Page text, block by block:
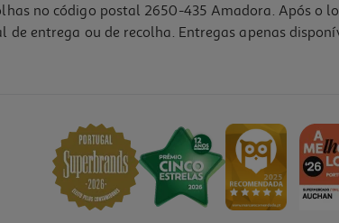
no código postal 2650-435 Amadora. Após o
de entrega ou de recolha. Entregas apenas